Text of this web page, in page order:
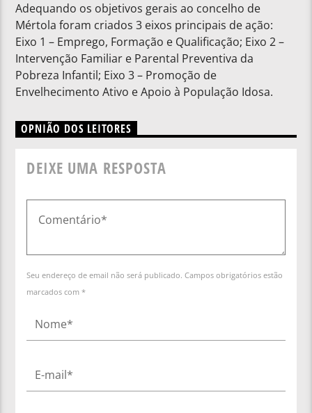
Adequando os objetivos gerais ao concelho de
Mértola foram criados 3 eixos principais de ação:
Eixo 1 – Emprego, Formação e Qualificação; Eixo 2 –
Intervenção Familiar e Parental Preventiva da
Pobreza Infantil; Eixo 3 – Promoção de
Envelhecimento Ativo e Apoio à População Idosa.
OPNIÃO DOS LEITORES
DEIXE UMA RESPOSTA
Seu endereço de email não será publicado. Campos obrigatórios estão
marcados com *